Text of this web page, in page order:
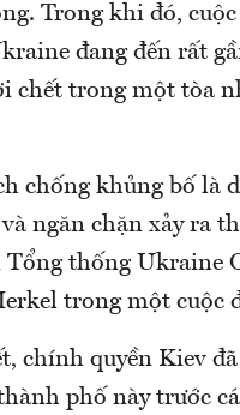
Trong khi đó,
đang đến rất
chết trong một tòa
chống khủng bố là
ngăn chặn xảy ra
Tổng thống Ukraine
trong một cuộc
chính quyền Kiev
phố này trước